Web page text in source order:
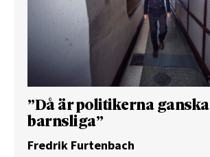
”Då är politikerna ganska
barnsliga”
Fredrik Furtenbach